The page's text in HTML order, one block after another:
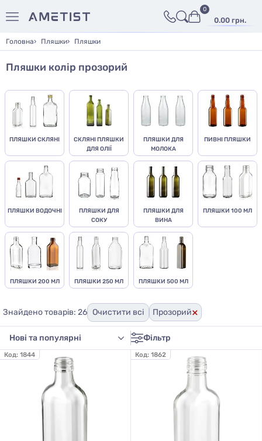
0.00 грн.
0
Головна Пляшки Пляшки
Пляшки колір прозорий
ПЛЯШКИ СКЛЯНІ
СКЛЯНІ ПЛЯШКИ
ДЛЯ ОЛІЇ
ПЛЯШКИ ДЛЯ
МОЛОКА
ПИВНІ ПЛЯШКИ
ПЛЯШКИ ВОДОЧНІ
ПЛЯШКИ ДЛЯ
СОКУ
ПЛЯШКИ ДЛЯ
ВИНА
ПЛЯШКИ 100 МЛ
ПЛЯШКИ 200 МЛ ПЛЯШКИ 250 МЛ ПЛЯШКИ 500 МЛ
Знайдено товарів: 26 Очистити всі Прозорий×
Фільтр
Код: 1844 Код: 1862